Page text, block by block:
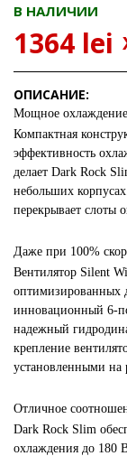
В НАЛИЧИИ
1364 lei
ОПИСАНИЕ:
Мощное охлаждение
Компактная
эффективность
делает Dark Rock
небольших
перекрывает слоты
Даже при 100%
Вентилятор Silent
оптимизированных
инновационный 6-
надежный
крепление
установленными на
Отличное
Dark Rock Slim
охлаждения до 180